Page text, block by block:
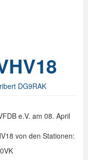
DG9RAK
e.V. am 08. April
von den Stationen: